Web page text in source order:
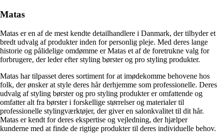
Matas
Matas er en af de mest kendte detailhandlere i Danmark, der tilbyder et
bredt udvalg af produkter inden for personlig pleje. Med deres lange
historie og pålidelige omdømme er Matas et af de foretrukne valg for
forbrugere, der leder efter styling børster og pro styling produkter.
Matas har tilpasset deres sortiment for at imødekomme behovene hos
folk, der ønsker at style deres hår derhjemme som professionelle. Deres
udvalg af styling børster og pro styling produkter er omfattende og
omfatter alt fra børster i forskellige størrelser og materialer til
professionelle stylingværktøjer, der giver en salonkvalitet til dit hår.
Matas er kendt for deres ekspertise og vejledning, der hjælper
kunderne med at finde de rigtige produkter til deres individuelle behov.